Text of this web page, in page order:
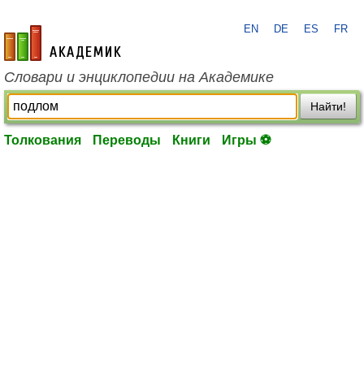
academic.ru
EN DE ES FR
Словари и энциклопедии на Академике
Найти!
Толкования Переводы Книги Игры ⚽